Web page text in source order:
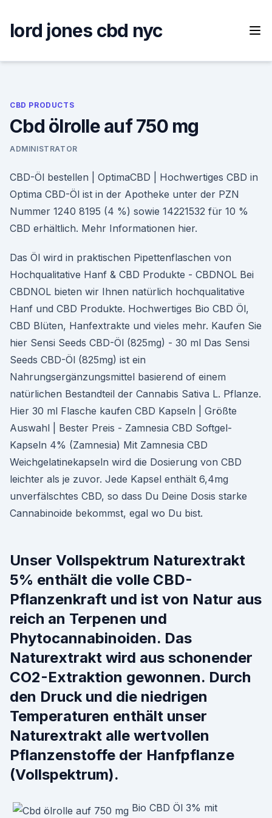
content
lord jones cbd nyc
CBD PRODUCTS
Cbd ölrolle auf 750 mg
ADMINISTRATOR
CBD-Öl bestellen | OptimaCBD | Hochwertiges CBD in
Optima CBD-Öl ist in der Apotheke unter der PZN
Nummer 1240 8195 (4 %) sowie 14221532 für 10 %
CBD erhältlich. Mehr Informationen hier.
Das Öl wird in praktischen Pipettenflaschen von
Hochqualitative Hanf & CBD Produkte - CBDNOL Bei
CBDNOL bieten wir Ihnen natürlich hochqualitative
Hanf und CBD Produkte. Hochwertiges Bio CBD Öl,
CBD Blüten, Hanfextrakte und vieles mehr. Kaufen Sie
hier Sensi Seeds CBD-Öl (825mg) - 30 ml Das Sensi
Seeds CBD-Öl (825mg) ist ein
Nahrungsergänzungsmittel basierend of einem
natürlichen Bestandteil der Cannabis Sativa L. Pflanze.
Hier 30 ml Flasche kaufen CBD Kapseln | Größte
Auswahl | Bester Preis - Zamnesia CBD Softgel-
Kapseln 4% (Zamnesia) Mit Zamnesia CBD
Weichgelatinekapseln wird die Dosierung von CBD
leichter als je zuvor. Jede Kapsel enthält 6,4mg
unverfälschtes CBD, so dass Du Deine Dosis starke
Cannabinoide bekommst, egal wo Du bist.
Unser Vollspektrum Naturextrakt
5% enthält die volle CBD-
Pflanzenkraft und ist von Natur aus
reich an Terpenen und
Phytocannabinoiden. Das
Naturextrakt wird aus schonender
CO2-Extraktion gewonnen. Durch
den Druck und die niedrigen
Temperaturen enthält unser
Naturextrakt alle wertvollen
Pflanzenstoffe der Hanfpflanze
(Vollspektrum).
Bio CBD Öl 3% mit